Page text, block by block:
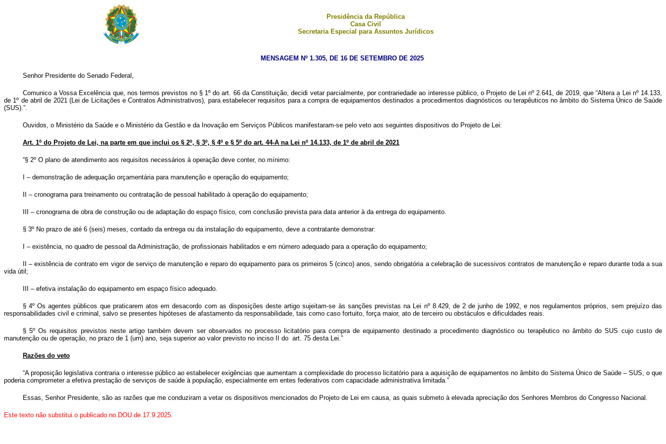
Presidência da República
Casa Civil
Secretaria Especial para Assuntos Jurídicos
MENSAGEM Nº 1.305, DE 16 DE SETEMBRO DE 2025
Senhor Presidente do Senado Federal,
Comunico a Vossa Excelência que, nos termos previstos no § 1º do art. 66 da Constituição, decidi vetar parcialmente, por contrariedade ao interesse público, o Projeto de Lei nº 2.641, de 2019, que “Altera a Lei nº 14.133,
de 1º de abril de 2021 (Lei de Licitações e Contratos Administrativos), para estabelecer requisitos para a compra de equipamentos destinados a procedimentos diagnósticos ou terapêuticos no âmbito do Sistema Único de Saúde
(SUS).”.
Ouvidos, o Ministério da Saúde e o Ministério da Gestão e da Inovação em Serviços Públicos manifestaram-se pelo veto aos seguintes dispositivos do Projeto de Lei:
Art. 1º do Projeto de Lei, na parte em que inclui os § 2º, § 3º, § 4º e § 5º do art. 44-A na Lei nº 14.133, de 1º de abril de 2021
“§ 2º O plano de atendimento aos requisitos necessários à operação deve conter, no mínimo:
I – demonstração de adequação orçamentária para manutenção e operação do equipamento;
II – cronograma para treinamento ou contratação de pessoal habilitado à operação do equipamento;
III – cronograma de obra de construção ou de adaptação do espaço físico, com conclusão prevista para data anterior à da entrega do equipamento.
§ 3º No prazo de até 6 (seis) meses, contado da entrega ou da instalação do equipamento, deve a contratante demonstrar:
I – existência, no quadro de pessoal da Administração, de profissionais habilitados e em número adequado para a operação do equipamento;
II – existência de contrato em vigor de serviço de manutenção e reparo do equipamento para os primeiros 5 (cinco) anos, sendo obrigatória a celebração de sucessivos contratos de manutenção e reparo durante toda a sua
vida útil;
III – efetiva instalação do equipamento em espaço físico adequado.
§ 4º Os agentes públicos que praticarem atos em desacordo com as disposições deste artigo sujeitam-se às sanções previstas na Lei nº 8.429, de 2 de junho de 1992, e nos regulamentos próprios, sem prejuízo das
responsabilidades civil e criminal, salvo se presentes hipóteses de afastamento da responsabilidade, tais como caso fortuito, força maior, ato de terceiro ou obstáculos e dificuldades reais.
§ 5º Os requisitos previstos neste artigo também devem ser observados no processo licitatório para compra de equipamento destinado a procedimento diagnóstico ou terapêutico no âmbito do SUS cujo custo de
manutenção ou de operação, no prazo de 1 (um) ano, seja superior ao valor previsto no inciso II do art. 75 desta Lei.”
Razões do veto
“A proposição legislativa contraria o interesse público ao estabelecer exigências que aumentam a complexidade do processo licitatório para a aquisição de equipamentos no âmbito do Sistema Único de Saúde – SUS, o que
poderia comprometer a efetiva prestação de serviços de saúde à população, especialmente em entes federativos com capacidade administrativa limitada.”
Essas, Senhor Presidente, são as razões que me conduziram a vetar os dispositivos mencionados do Projeto de Lei em causa, as quais submeto à elevada apreciação dos Senhores Membros do Congresso Nacional.
Este texto não substitui o publicado no DOU de 17.9.2025.